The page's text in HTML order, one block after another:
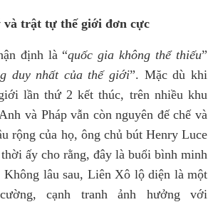
và trật tự thế giới đơn cực
định là “quốc gia không thể thiếu”
duy nhất của thế giới”. Mặc dù khi
lần thứ 2 kết thúc, trên nhiều khu
và Pháp vẫn còn nguyên đế chế và
rộng của họ, ông chủ bút Henry Luce
ấy cho rằng, đây là buổi bình minh
Không lâu sau, Liên Xô lộ diện là một
cạnh tranh ảnh hưởng với